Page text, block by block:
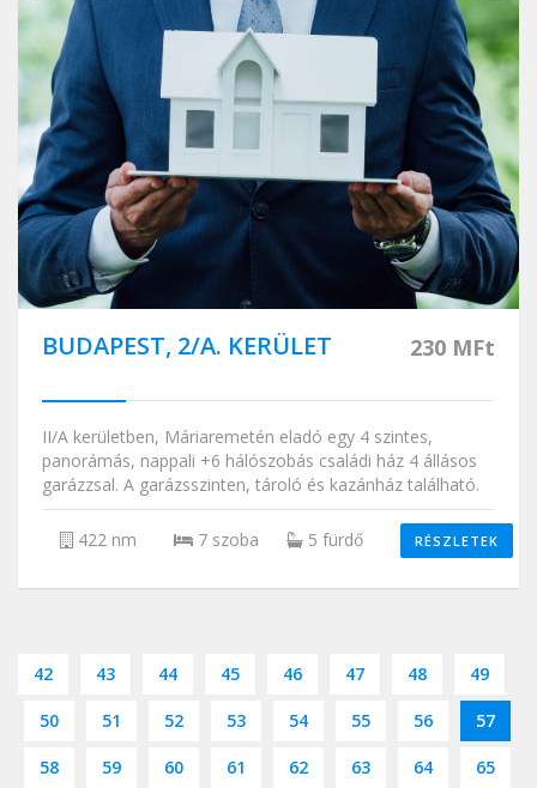
BUDAPEST, 2/A. KERÜLET 230 MFt
II/A kerületben, Máriaremetén eladó egy 4 szintes,
panorámás, nappali +6 hálószobás családi ház 4 állásos
garázzsal. A garázsszinten, tároló és kazánház található.
422 nm 7 szoba 5 fürdő RÉSZLETEK
42 43 44 45 46 47 48 49
50 51 52 53 54 55 56 57
58 59 60 61 62 63 64 65